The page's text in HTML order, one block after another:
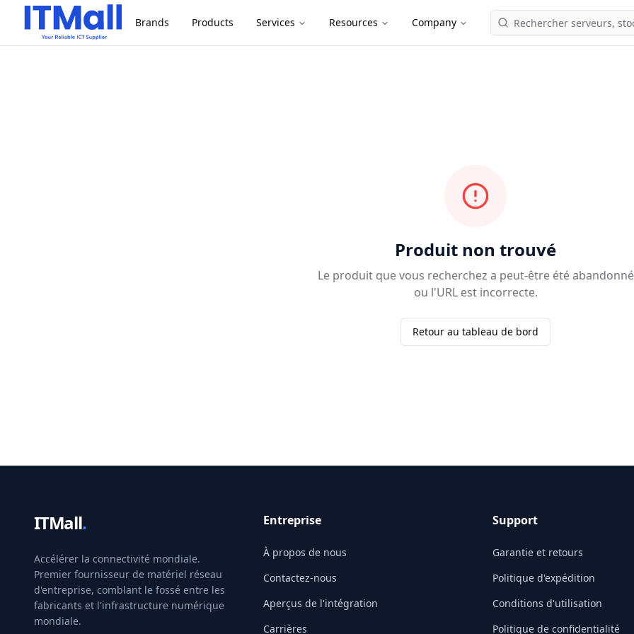
Brands Products Services Resources Company
Produit non trouvé
Le produit que vous recherchez a peut-être été abandonné
ou l'URL est incorrecte.
Retour au tableau de bord
ITMall.
Accélérer la connectivité mondiale.
Premier fournisseur de matériel réseau
d'entreprise, comblant le fossé entre les
fabricants et l'infrastructure numérique
mondiale.
Entreprise
À propos de nous
Contactez-nous
Aperçus de l'intégration
Carrières
Support
Garantie et retours
Politique d'expédition
Conditions d'utilisation
Politique de confidentialité